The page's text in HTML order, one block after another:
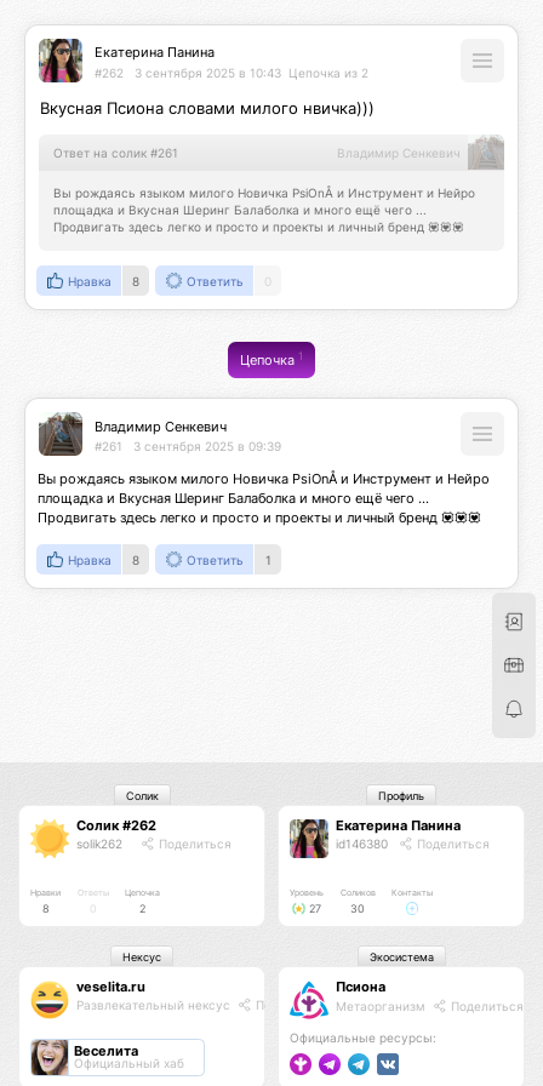
Екатерина Панина
#262 3 сентября 2025 в 10:43 Цепочка из 2
Вкусная Псиона словами милого нвичка)))
Ответ на солик #261 Владимир Сенкевич
Вы рождаясь языком милого Новичка PsiOnÅ и Инструмент и Нейро
площадка и Вкусная Шеринг Балаболка и много ещё чего ...
Продвигать здесь легко и просто и проекты и личный бренд 💟💟💟
Нравка 8 Ответить 0
Цепочка1
Владимир Сенкевич
#261 3 сентября 2025 в 09:39
Вы рождаясь языком милого Новичка PsiOnÅ и Инструмент и Нейро
площадка и Вкусная Шеринг Балаболка и много ещё чего ...
Продвигать здесь легко и просто и проекты и личный бренд 💟💟💟
Нравка 8 Ответить 1
Солик #262
solik262 Поделиться
Нравки
8
Ответы
0
Цепочка
2
Солик
Екатерина Панина
id146380 Поделиться
Уровень
27
Соликов
30
Контакты
Профиль
veselita.ru
Развлекательный нексус Поделиться
Веселита
Официальный хаб
Нексус
Псиона
Метаорганизм Поделиться
Официальные ресурсы:
Экосистема